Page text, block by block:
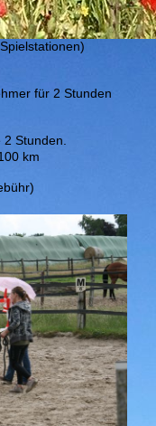
6 Spielstationen)
für 2 Stunden
von je 2 Stunden.
v. 100 km